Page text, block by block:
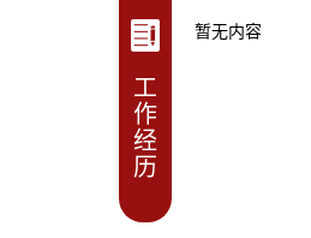
工
作
经
历
暂无内容